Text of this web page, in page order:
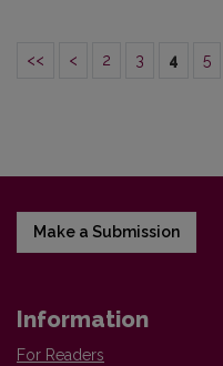
<< < 2 3 4 5
Make a Submission
Information
For Readers